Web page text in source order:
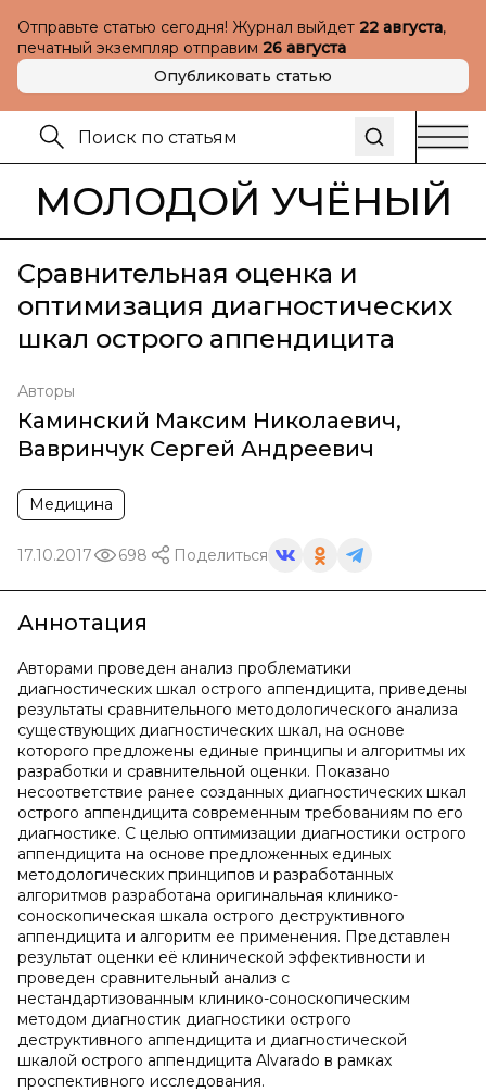
Отправьте статью сегодня! Журнал выйдет 22 августа,
печатный экземпляр отправим 26 августа
Опубликовать статью
МОЛОДОЙ УЧЁНЫЙ
Сравнительная оценка и
оптимизация диагностических
шкал острого аппендицита
Авторы
Каминский Максим Николаевич,
Вавринчук Сергей Андреевич
Медицина
17.10.2017 698 Поделиться
Аннотация
Авторами проведен анализ проблематики
диагностических шкал острого аппендицита, приведены
результаты сравнительного методологического анализа
существующих диагностических шкал, на основе
которого предложены единые принципы и алгоритмы их
разработки и сравнительной оценки. Показано
несоответствие ранее созданных диагностических шкал
острого аппендицита современным требованиям по его
диагностике. С целью оптимизации диагностики острого
аппендицита на основе предложенных единых
методологических принципов и разработанных
алгоритмов разработана оригинальная клинико-
соноскопическая шкала острого деструктивного
аппендицита и алгоритм ее применения. Представлен
результат оценки её клинической эффективности и
проведен сравнительный анализ с
нестандартизованным клинико-соноскопическим
методом диагностик диагностики острого
деструктивного аппендицита и диагностической
шкалой острого аппендицита Alvarado в рамках
проспективного исследования.